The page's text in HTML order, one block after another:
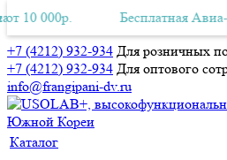
+7 (4212) 932-934 Для розничных
+7 (4212) 932-934 Для оптового
info@frangipani-dv.ru
Авиа-доставка по всей России
Бесплатная Авиа-доставка
Каталог